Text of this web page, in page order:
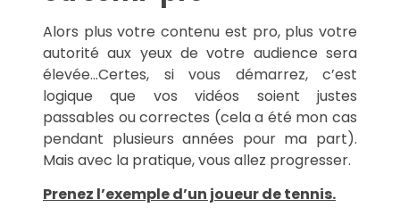
Alors plus votre contenu est pro, plus votre
autorité aux yeux de votre audience sera
élevée…Certes, si vous démarrez, c’est
logique que vos vidéos soient justes
passables ou correctes (cela a été mon cas
pendant plusieurs années pour ma part).
Mais avec la pratique, vous allez progresser.
Prenez l’exemple d’un joueur de tennis.